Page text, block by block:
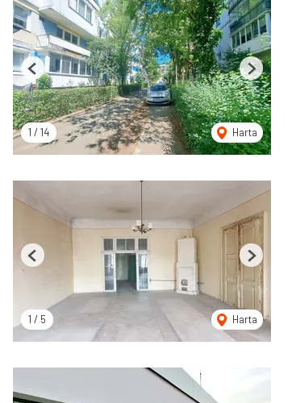
1 / 14 Harta
Previous Next
1 / 5 Harta
Previous Next